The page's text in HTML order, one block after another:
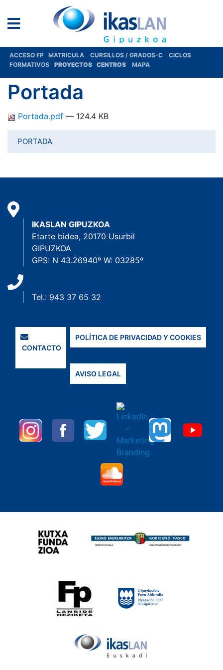
ACCESO FP MATRICULA CURSILLOS / GRADOS-C
CICLOS
FORMATIVOS
PROYECTOS CENTROS MAPA
Portada
Portada.pdf — 124.4 KB
PORTADA
IKASLAN GIPUZKOA
Etarte bidea, 20170 Usurbil
GIPUZKOA
GPS: N 43.26940º W: 03285º
Tel.: 943 37 65 32
CONTACTO
POLÍTICA DE PRIVACIDAD Y COOKIES
AVISO LEGAL